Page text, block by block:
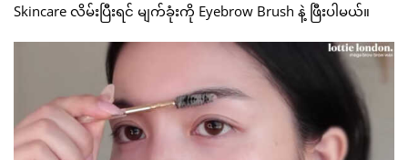
Skincare လိမ်းပြီးရင် မျက်ခုံးကို Eyebrow Brush နဲ့ ဖြီးပါမယ်။